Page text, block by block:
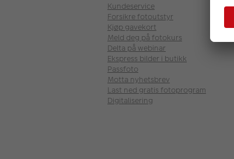
Kundeservice
Forsikre fotoutstyr
Kjøp gavekort
Meld deg på fotokurs
Delta på webinar
Ekspress bilder i butikk
Passfoto
Motta nyhetsbrev
Last ned gratis fotoprogram
Digitalisering